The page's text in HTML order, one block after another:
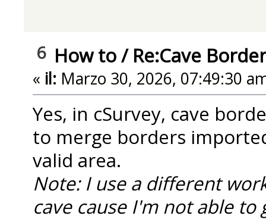
6 How to/ Re:Cave
« il: Marzo 30, 2026, 07:49:30
Yes, in cSurvey, cave
to merge borders
valid area.
Note: I use a different
cave cause I'm not able